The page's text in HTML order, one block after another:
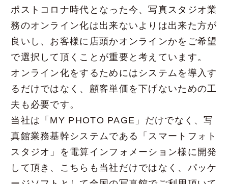
ポストコロナ時代となった今、写真スタジオ業
務のオンライン化は出来ないよりは出来た方が
良いし、お客様に店頭かオンラインかをご希望
で選択して頂くことが重要と考えています。
オンライン化をするためにはシステムを導入す
るだけではなく、顧客単価を下げないための工
夫も必要です。
当社は「MY PHOTO PAGE」だけでなく、写
真館業務基幹システムである「スマートフォト
スタジオ」を電算インフォメーション様に開発
して頂き、こちらも当社だけではなく、パッケ